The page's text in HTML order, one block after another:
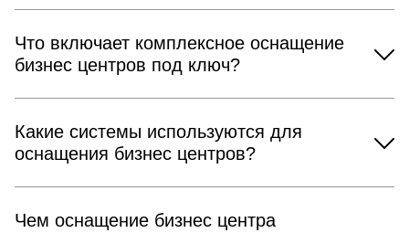
Что включает комплексное оснащение
бизнес центров под ключ?
Какие системы используются для
оснащения бизнес центров?
Чем оснащение бизнес центра